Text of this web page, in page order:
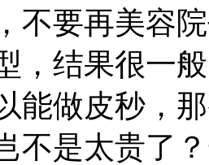
不要再美容
，结果很一
能做皮秒，
不是太贵了